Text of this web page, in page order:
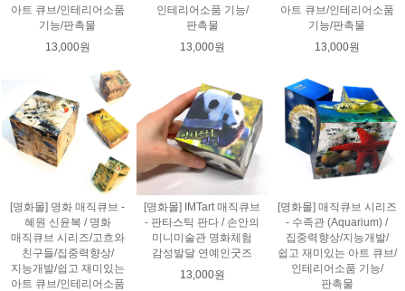
아트 큐브/인테리어소품
기능/판촉물
13,000원
인테리어소품 기능/
판촉물
13,000원
아트 큐브/인테리어소품
기능/판촉물
13,000원
[명화몰] 명화 매직큐브 -
혜원 신윤복 / 명화
매직큐브 시리즈/고흐와
친구들/집중력향상/
지능개발/쉽고 재미있는
아트 큐브/인테리어소품
[명화몰] IMTart 매직큐브
- 판타스틱 판다 / 손안의
미니미술관 명화체험
감성발달 연예인굿즈
13,000원
[명화몰] 매직큐브 시리즈
- 수족관 (Aquarium) /
집중력향상/지능개발/
쉽고 재미있는 아트 큐브/
인테리어소품 기능/
판촉물